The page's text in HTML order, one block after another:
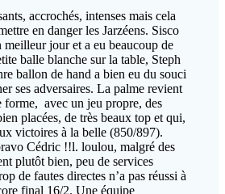
accrochés, intenses mais cela
en danger les Jarzéens. Sisco
meilleur jour et a eu beaucoup de
balle blanche sur la table, Steph
ballon de hand a bien eu du souci
ses adversaires. La palme revient
forme, avec un jeu propre, des
placées, de très beaux top et qui,
victoires à la belle (850/897).
Cédric !!l. loulou, malgré des
plutôt bien, peu de services
de fautes directes n’a pas réussi à
final 16/2. Une équipe